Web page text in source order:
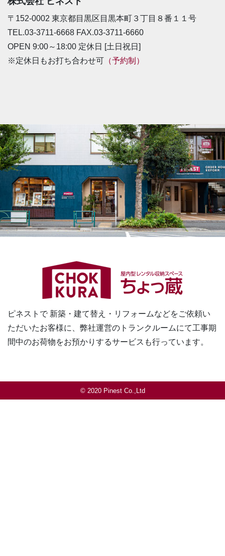
〒152-0002 東京都目黒区目黒本町３丁目８番１１号
TEL.03-3711-6668 FAX.03-3711-6660
OPEN 9:00～18:00 定休日 [土日祝日]
※定休日もお打ち合わせ可 （予約制）
ピネストで 新築・建て替え・リフォームなどをご依頼い
ただいたお客様に、 弊社運営のトランクルームにて工事期
間中のお荷物をお預かりするサービスも行っています。
© 2020 Pinest Co.,Ltd